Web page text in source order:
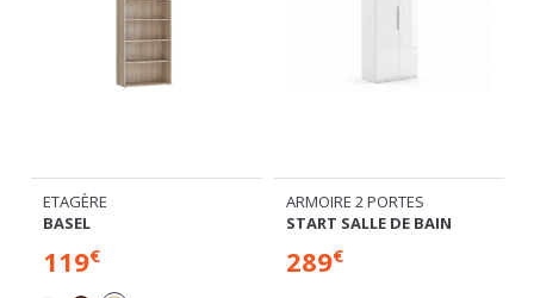
BASEL
119€
START SALLE DE BAIN
289€